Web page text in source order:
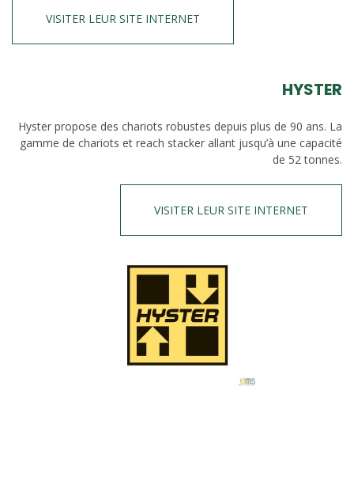
VISITER LEUR SITE INTERNET
HYSTER
Hyster propose des chariots robustes depuis plus de 90 ans. La
gamme de chariots et reach stacker allant jusqu’à une capacité
de 52 tonnes.
VISITER LEUR SITE INTERNET